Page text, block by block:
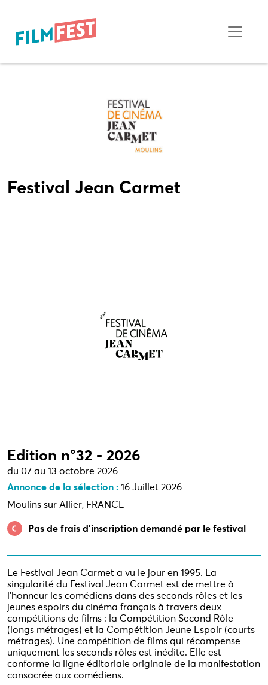
Festival Jean Carmet
Edition n°32 - 2026
du 07 au 13 octobre 2026
Annonce de la sélection : 16 Juillet 2026
Moulins sur Allier, FRANCE
Pas de frais d’inscription demandé par le festival
Le Festival Jean Carmet a vu le jour en 1995. La
singularité du Festival Jean Carmet est de mettre à
l’honneur les comédiens dans des seconds rôles et les
jeunes espoirs du cinéma français à travers deux
compétitions de films : la Compétition Second Rôle
(longs métrages) et la Compétition Jeune Espoir (courts
métrages). Une compétition de films qui récompense
uniquement les seconds rôles est inédite. Elle est
conforme la ligne éditoriale originale de la manifestation
consacrée aux comédiens.